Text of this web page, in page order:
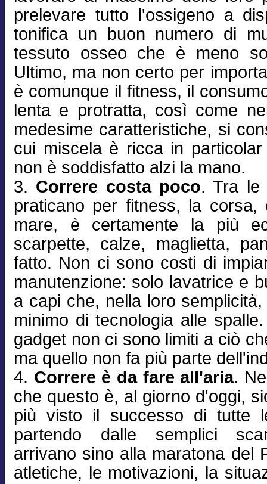
prelevare tutto l'ossigeno a
tonifica un buon numero di
tessuto osseo che è meno
Ultimo, ma non certo per
è comunque il fitness, il
lenta e protratta, così come
medesime caratteristiche, si
cui miscela è ricca in
non è soddisfatto alzi la mano.
3. Correre costa poco. Tra le
praticano per fitness, la corsa,
mare, è certamente la più
scarpette, calze, maglietta,
fatto. Non ci sono costi di
manutenzione: solo lavatrice e
a capi che, nella loro
minimo di tecnologia alle
gadget non ci sono limiti a ciò
ma quello non fa più parte
4. Correre è da fare all'aria.
che questo è, al giorno d'oggi,
più visto il successo di tutte
partendo dalle semplici
arrivano sino alla maratona del
atletiche, le motivazioni, la